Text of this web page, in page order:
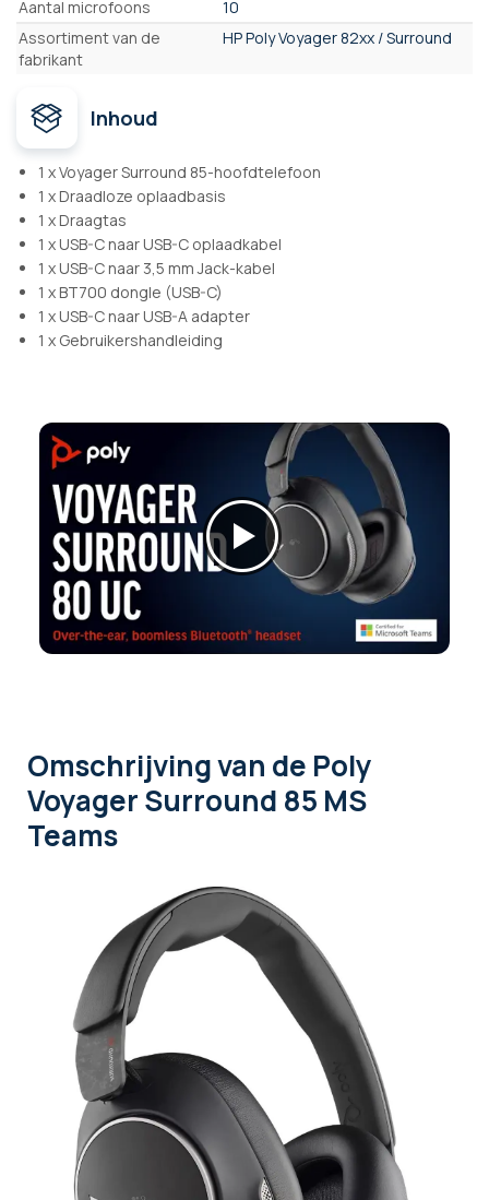
Aantal microfoons
10
Assortiment van de
fabrikant
HP Poly Voyager 82xx / Surround
Inhoud
1 x Voyager Surround 85-hoofdtelefoon
1 x Draadloze oplaadbasis
1 x Draagtas
1 x USB-C naar USB-C oplaadkabel
1 x USB-C naar 3,5 mm Jack-kabel
1 x BT700 dongle (USB-C)
1 x USB-C naar USB-A adapter
1 x Gebruikershandleiding
Omschrijvingvan de Poly
Voyager Surround 85 MS
Teams